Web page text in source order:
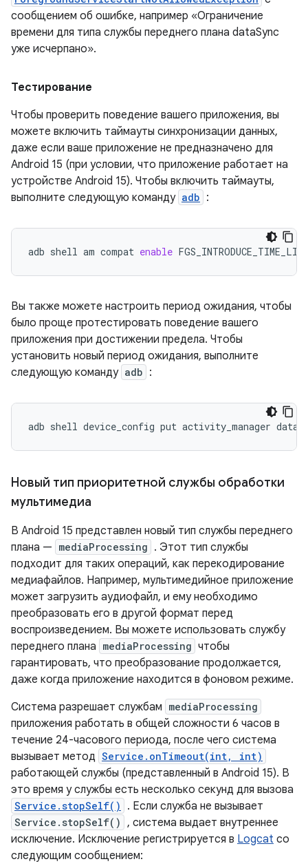
сообщением об ошибке, например «Ограничение
времени для типа службы переднего плана dataSync
уже исчерпано».
Тестирование
Чтобы проверить поведение вашего приложения, вы
можете включить таймауты синхронизации данных,
даже если ваше приложение не предназначено для
Android 15 (при условии, что приложение работает на
устройстве Android 15). Чтобы включить таймауты,
выполните следующую команду adb :
adb shell am compat enable
Вы также можете настроить период ожидания, чтобы
было проще протестировать поведение вашего
приложения при достижении предела. Чтобы
установить новый период ожидания, выполните
следующую команду adb :
adb shell device_config put activity_manager
Новый тип приоритетной службы обработки
мультимедиа
В Android 15 представлен новый тип службы переднего
плана — mediaProcessing . Этот тип службы
подходит для таких операций, как перекодирование
медиафайлов. Например, мультимедийное приложение
может загрузить аудиофайл, и ему необходимо
преобразовать его в другой формат перед
воспроизведением. Вы можете использовать службу
переднего плана mediaProcessing чтобы
гарантировать, что преобразование продолжается,
даже когда приложение находится в фоновом режиме.
Система разрешает службам mediaProcessing
приложения работать в общей сложности 6 часов в
течение 24-часового периода, после чего система
вызывает метод Service.onTimeout(int, int)
работающей службы (представленный в Android 15). В
это время у службы есть несколько секунд для вызова
Service.stopSelf() . Если служба не вызывает
Service.stopSelf() , система выдает внутреннее
исключение. Исключение регистрируется в Logcat со
следующим сообщением: